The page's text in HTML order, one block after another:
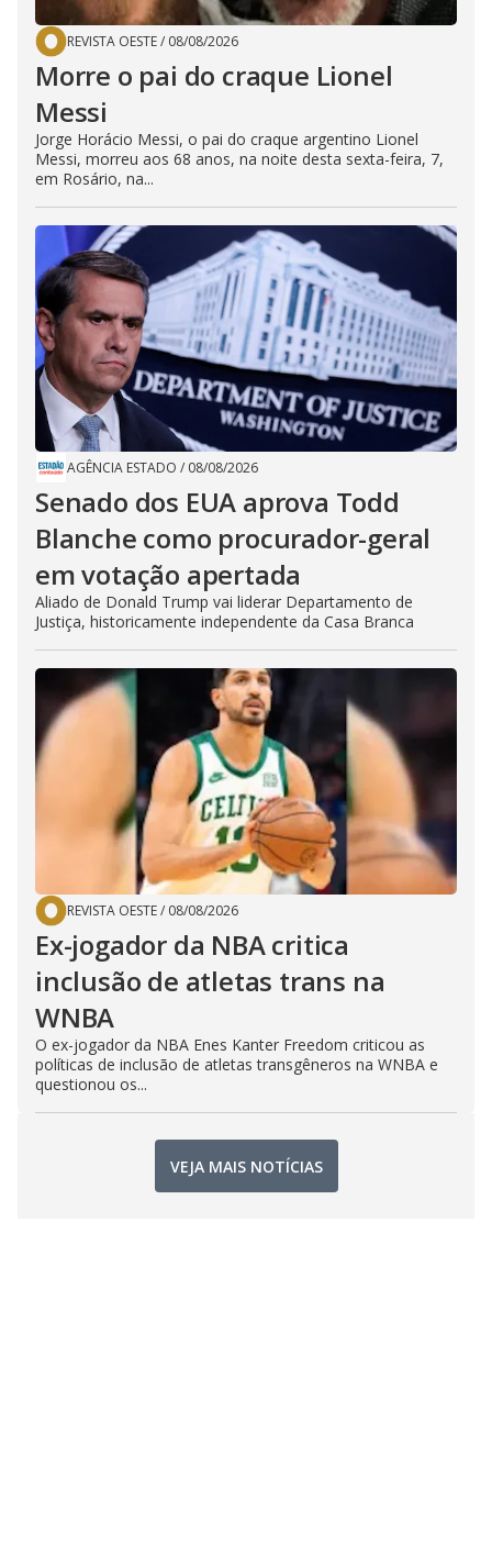
REVISTA OESTE/ 08/08/2026
Morre o pai do craque Lionel
Messi
Jorge Horácio Messi, o pai do craque argentino Lionel
Messi, morreu aos 68 anos, na noite desta sexta-feira, 7,
em Rosário, na...
AGÊNCIA ESTADO / 08/08/2026
Senado dos EUA aprova Todd
Blanche como procurador-geral
em votação apertada
Aliado de Donald Trump vai liderar Departamento de
Justiça, historicamente independente da Casa Branca
REVISTA OESTE/ 08/08/2026
Ex-jogador da NBA critica
inclusão de atletas trans na
WNBA
O ex-jogador da NBA Enes Kanter Freedom criticou as
políticas de inclusão de atletas transgêneros na WNBA e
questionou os...
VEJA MAIS NOTÍCIAS